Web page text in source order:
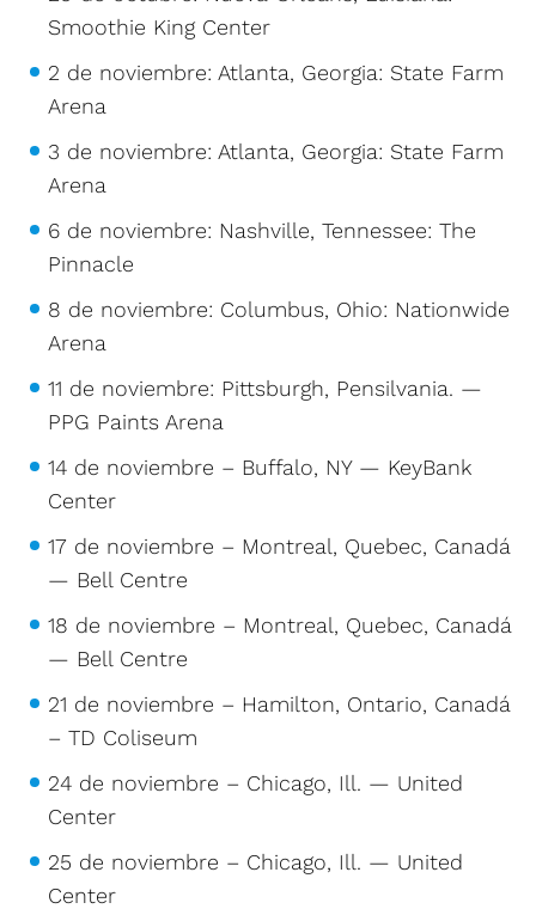
Smoothie King Center
2 de noviembre: Atlanta, Georgia: State Farm
Arena
3 de noviembre: Atlanta, Georgia: State Farm
Arena
6 de noviembre: Nashville, Tennessee: The
Pinnacle
8 de noviembre: Columbus, Ohio: Nationwide
Arena
11 de noviembre: Pittsburgh, Pensilvania. —
PPG Paints Arena
14 de noviembre – Buffalo, NY — KeyBank
Center
17 de noviembre – Montreal, Quebec, Canadá
— Bell Centre
18 de noviembre – Montreal, Quebec, Canadá
— Bell Centre
21 de noviembre – Hamilton, Ontario, Canadá
– TD Coliseum
24 de noviembre – Chicago, Ill. — United
Center
25 de noviembre – Chicago, Ill. — United
Center